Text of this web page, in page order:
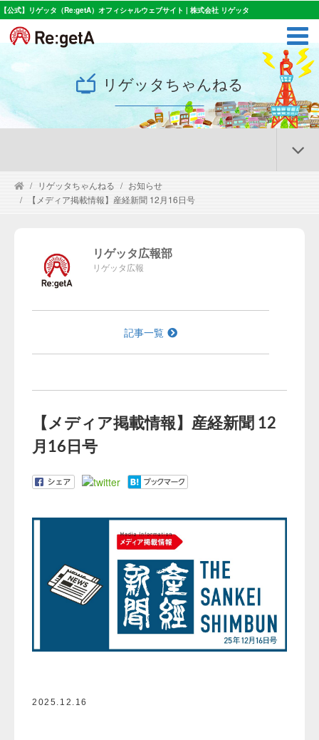
【公式】リゲッタ（Re:getA）オフィシャルウェブサイト | 株式会社 リゲッタ
リゲッタちゃんねる
リゲッタちゃんねる
お知らせ
【メディア掲載情報】産経新聞 12月16日号
リゲッタ広報部
リゲッタ広報
記事一覧
【メディア掲載情報】産経新聞 12
月16日号
2025.12.16